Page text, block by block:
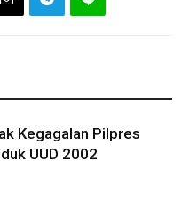
Kegagalan Pilpres
UUD 2002